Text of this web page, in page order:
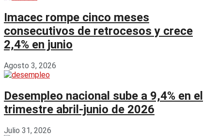
Imacec rompe cinco meses
consecutivos de retrocesos y crece
2,4% en junio
Agosto 3, 2026
Desempleo nacional sube a 9,4% en el
trimestre abril-junio de 2026
Julio 31, 2026